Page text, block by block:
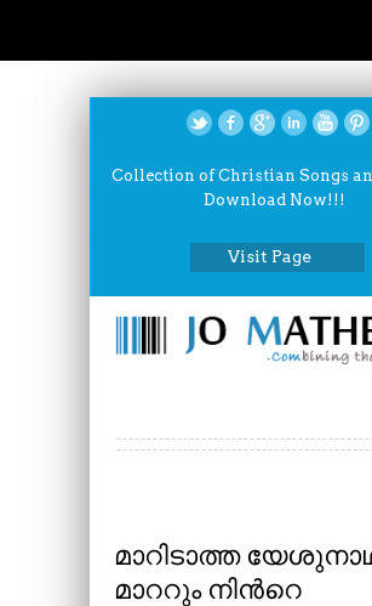
Collection of Christian Songs
Download Now!!!
Visit Page
മാറിടാത്ത
മാററും നിന്‍റെ